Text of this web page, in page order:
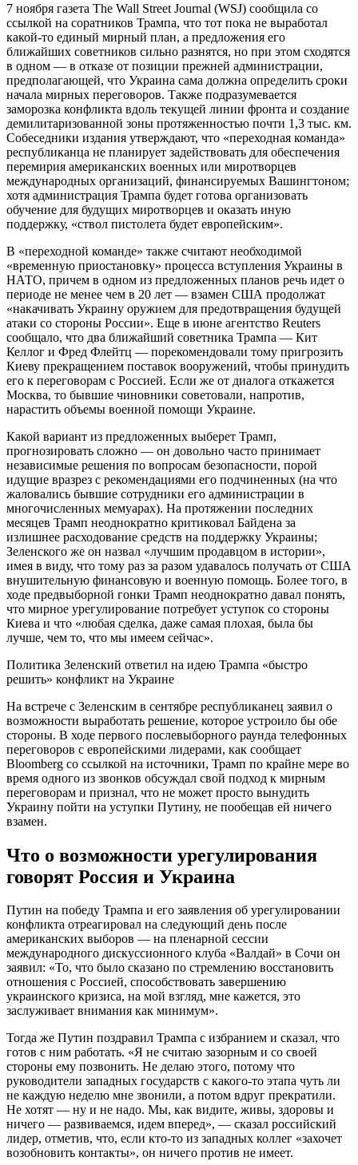
7 ноября газета The Wall Street Journal (WSJ) сообщила со
ссылкой на соратников Трампа, что тот пока не выработал
какой-то единый мирный план, а предложения его
ближайших советников сильно разнятся, но при этом сходятся
в одном — в отказе от позиции прежней администрации,
предполагающей, что Украина сама должна определить сроки
начала мирных переговоров. Также подразумевается
заморозка конфликта вдоль текущей линии фронта и создание
демилитаризованной зоны протяженностью почти 1,3 тыс. км.
Собеседники издания утверждают, что «переходная команда»
республиканца не планирует задействовать для обеспечения
перемирия американских военных или миротворцев
международных организаций, финансируемых Вашингтоном;
хотя администрация Трампа будет готова организовать
обучение для будущих миротворцев и оказать иную
поддержку, «ствол пистолета будет европейским».
В «переходной команде» также считают необходимой
«временную приостановку» процесса вступления Украины в
НАТО, причем в одном из предложенных планов речь идет о
периоде не менее чем в 20 лет — взамен США продолжат
«накачивать Украину оружием для предотвращения будущей
атаки со стороны России». Еще в июне агентство Reuters
сообщало, что два ближайший советника Трампа — Кит
Келлог и Фред Флейтц — порекомендовали тому пригрозить
Киеву прекращением поставок вооружений, чтобы принудить
его к переговорам с Россией. Если же от диалога откажется
Москва, то бывшие чиновники советовали, напротив,
нарастить объемы военной помощи Украине.
Какой вариант из предложенных выберет Трамп,
прогнозировать сложно — он довольно часто принимает
независимые решения по вопросам безопасности, порой
идущие вразрез с рекомендациями его подчиненных (на что
жаловались бывшие сотрудники его администрации в
многочисленных мемуарах). На протяжении последних
месяцев Трамп неоднократно критиковал Байдена за
излишнее расходование средств на поддержку Украины;
Зеленского же он назвал «лучшим продавцом в истории»,
имея в виду, что тому раз за разом удавалось получать от США
внушительную финансовую и военную помощь. Более того, в
ходе предвыборной гонки Трамп неоднократно давал понять,
что мирное урегулирование потребует уступок со стороны
Киева и что «любая сделка, даже самая плохая, была бы
лучше, чем то, что мы имеем сейчас».
Политика Зеленский ответил на идею Трампа «быстро
решить» конфликт на Украине
На встрече с Зеленским в сентябре республиканец заявил о
возможности выработать решение, которое устроило бы обе
стороны. В ходе первого послевыборного раунда телефонных
переговоров с европейскими лидерами, как сообщает
Bloomberg со ссылкой на источники, Трамп по крайне мере во
время одного из звонков обсуждал свой подход к мирным
переговорам и признал, что не может просто вынудить
Украину пойти на уступки Путину, не пообещав ей ничего
взамен.
Что о возможности урегулирования
говорят Россия и Украина
Путин на победу Трампа и его заявления об урегулировании
конфликта отреагировал на следующий день после
американских выборов — на пленарной сессии
международного дискуссионного клуба «Валдай» в Сочи он
заявил: «То, что было сказано по стремлению восстановить
отношения с Россией, способствовать завершению
украинского кризиса, на мой взгляд, мне кажется, это
заслуживает внимания как минимум».
Тогда же Путин поздравил Трампа с избранием и сказал, что
готов с ним работать. «Я не считаю зазорным и со своей
стороны ему позвонить. Не делаю этого, потому что
руководители западных государств с какого-то этапа чуть ли
не каждую неделю мне звонили, а потом вдруг прекратили.
Не хотят — ну и не надо. Мы, как видите, живы, здоровы и
ничего — развиваемся, идем вперед», — сказал российский
лидер, отметив, что, если кто-то из западных коллег «захочет
возобновить контакты», он ничего против не имеет.